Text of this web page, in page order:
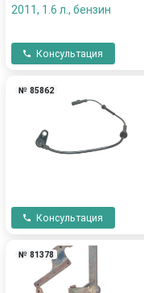
Консультация
№ 85862
Консультация
№ 81378